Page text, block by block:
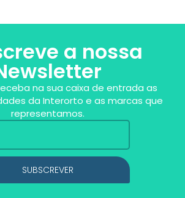
a nossa
na sua caixa de entrada as
da Interorto e as marcas que
representamos.
SUBSCREVER